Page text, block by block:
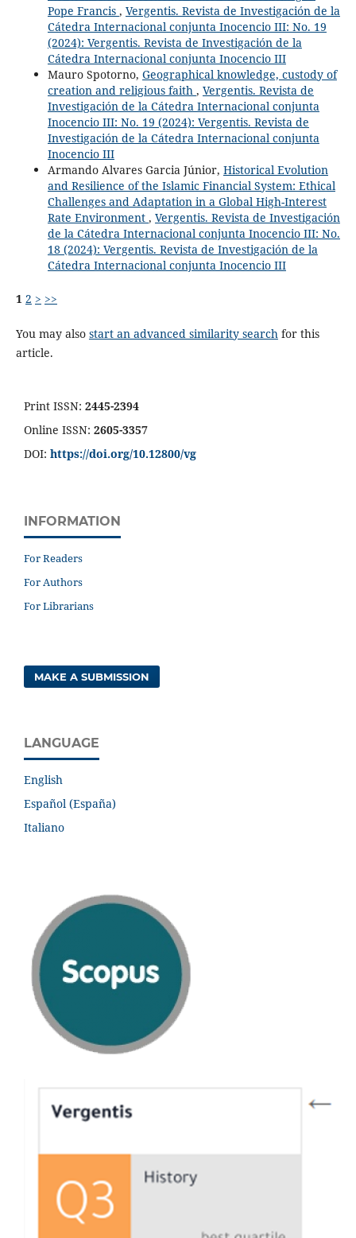
Pope Francis , Vergentis. Revista de Investigación de la
Cátedra Internacional conjunta Inocencio III: No. 19
(2024): Vergentis. Revista de Investigación de la
Cátedra Internacional conjunta Inocencio III
Mauro Spotorno, Geographical knowledge, custody of
creation and religious faith , Vergentis. Revista de
Investigación de la Cátedra Internacional conjunta
Inocencio III: No. 19 (2024): Vergentis. Revista de
Investigación de la Cátedra Internacional conjunta
Inocencio III
Armando Alvares Garcia Júnior, Historical Evolution
and Resilience of the Islamic Financial System: Ethical
Challenges and Adaptation in a Global High-Interest
Rate Environment , Vergentis. Revista de Investigación
de la Cátedra Internacional conjunta Inocencio III: No.
18 (2024): Vergentis. Revista de Investigación de la
Cátedra Internacional conjunta Inocencio III
1 2 > >>
You may also start an advanced similarity searchfor this
article.
Print ISSN: 2445-2394
Online ISSN: 2605-3357
DOI: https://doi.org/10.12800/vg
INFORMATION
For Readers
For Authors
For Librarians
MAKE A SUBMISSION
LANGUAGE
English
Español (España)
Italiano